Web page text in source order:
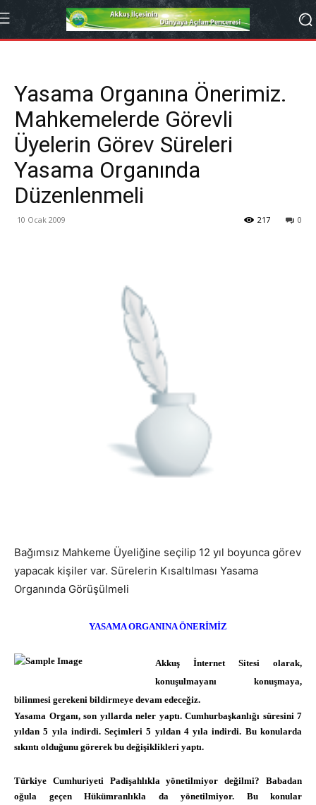
Yasama Organına Önerimiz.
Mahkemelerde Görevli
Üyelerin Görev Süreleri
Yasama Organında
Düzenlenmeli
10 Ocak 2009 0
217
Bağımsız Mahkeme Üyeliğine seçilip 12 yıl boyunca görev
yapacak kişiler var. Sürelerin Kısaltılması Yasama
Organında Görüşülmeli
YASAMA ORGANINA ÖNERİMİZ
Akkuş İnternet Sitesi olarak,
konuşulmayanı konuşmaya,
bilinmesi gerekeni bildirmeye devam edeceğiz.
Yasama Organı, son yıllarda neler yaptı. Cumhurbaşkanlığı süresini 7
yıldan 5 yıla indirdi. Seçimleri 5 yıldan 4 yıla indirdi. Bu konularda
sıkıntı olduğunu görerek bu değişiklikleri yaptı.
Türkiye Cumhuriyeti Padişahlıkla yönetilmiyor değilmi? Babadan
oğula geçen Hükümranlıkla da yönetilmiyor. Bu konular